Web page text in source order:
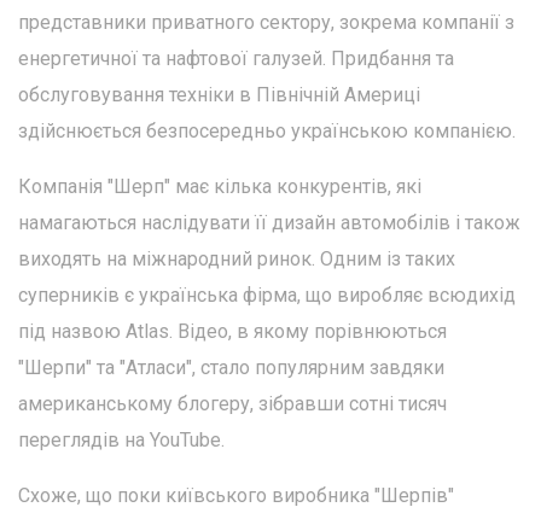
представники приватного сектору, зокрема компанії з
енергетичної та нафтової галузей. Придбання та
обслуговування техніки в Північній Америці
здійснюється безпосередньо українською компанією.
Компанія "Шерп" має кілька конкурентів, які
намагаються наслідувати її дизайн автомобілів і також
виходять на міжнародний ринок. Одним із таких
суперників є українська фірма, що виробляє всюдихід
під назвою Atlas. Відео, в якому порівнюються
"Шерпи" та "Атласи", стало популярним завдяки
американському блогеру, зібравши сотні тисяч
переглядів на YouTube.
Схоже, що поки київського виробника "Шерпів"